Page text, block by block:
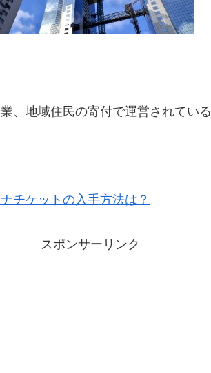
、地域住民の寄付で運営されている
チケットの入手方法は？
スポンサーリンク